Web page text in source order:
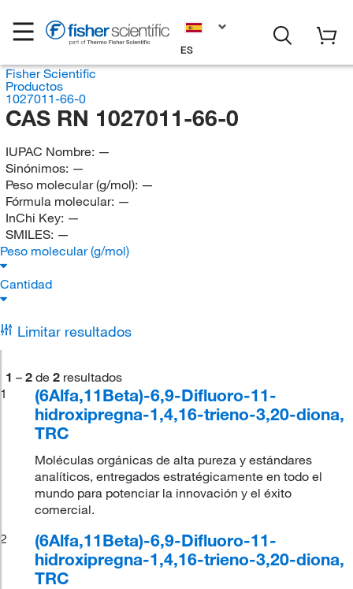
ES
Fisher Scientific
Productos
1027011-66-0
CAS RN 1027011-66-0
IUPAC Nombre: —
Sinónimos: —
Peso molecular (g/mol): —
Fórmula molecular: —
InChi Key: —
SMILES: —
Peso molecular (g/mol)
Cantidad
Limitar resultados
1 – 2 de 2 resultados
1
(6Alfa,11Beta)-6,9-Difluoro-11-
hidroxipregna-1,4,16-trieno-3,20-diona,
TRC
Moléculas orgánicas de alta pureza y estándares
analíticos, entregados estratégicamente en todo el
mundo para potenciar la innovación y el éxito
comercial.
2
(6Alfa,11Beta)-6,9-Difluoro-11-
hidroxipregna-1,4,16-trieno-3,20-diona,
TRC